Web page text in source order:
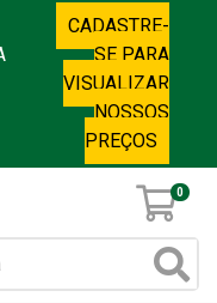
CADASTRE-
SE PARA
VISUALIZAR
NOSSOS
PREÇOS
0